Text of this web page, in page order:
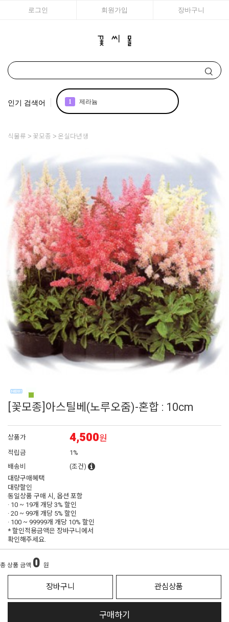
로그인 회원가입 장바구니
인기 검색어 1 제라늄
5 국화
6 매발톱
7 아이비 제라늄
8 에키네시아
9 플록스
10 대국
식물류 꽃모종 온실다년생
[꽃모종]아스틸베(노루오줌)-혼합 : 10cm
상품가 4,500원
적립금
1%
배송비
(조건)
대량구매혜택
대량할인
동일상품 구매 시, 옵션 포함
· 10 ~ 19개 개당3% 할인
· 20 ~ 99개 개당 5% 할인
· 100 ~ 99999개 개당 10% 할인
* 할인적용금액은 장바구니에서
확인해주세요.
총 상품 금액 0 원
장바구니 관심상품
구매하기